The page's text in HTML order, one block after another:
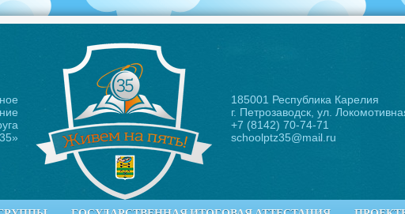
»
185001 Республика Карелия
г. Петрозаводск, ул.
+7 (8142) 70-74-71
schoolptz35@mail.ru